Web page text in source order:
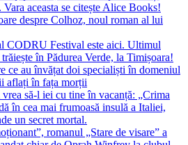
aceasta se citește Alice Books!
despre Colhoz, noul roman al lui
CODRU Festival este aici. Ultimul
în Pădurea Verde, la Timișoara!
ce au învățat doi specialiști în domeniul
aflați în fața morții
să-l iei cu tine în vacanță: „Crima
în cea mai frumoasă insulă a Italiei,
un secret mortal.
romanul „Stare de visare” a